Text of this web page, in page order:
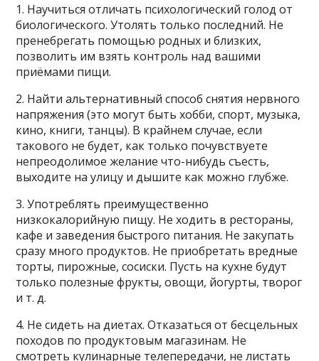
1. Научиться отличать психологический голод от
биологического. Утолять только последний. Не
пренебрегать помощью родных и близких,
позволить им взять контроль над вашими
приёмами пищи.
2. Найти альтернативный способ снятия нервного
напряжения (это могут быть хобби, спорт, музыка,
кино, книги, танцы). В крайнем случае, если
такового не будет, как только почувствуете
непреодолимое желание что-нибудь съесть,
выходите на улицу и дышите как можно глубже.
3. Употреблять преимущественно
низкокалорийную пищу. Не ходить в рестораны,
кафе и заведения быстрого питания. Не закупать
сразу много продуктов. Не приобретать вредные
торты, пирожные, сосиски. Пусть на кухне будут
только полезные фрукты, овощи, йогурты, творог
и т. д.
4. Не сидеть на диетах. Отказаться от бесцельных
походов по продуктовым магазинам. Не
смотреть кулинарные телепередачи, не листать